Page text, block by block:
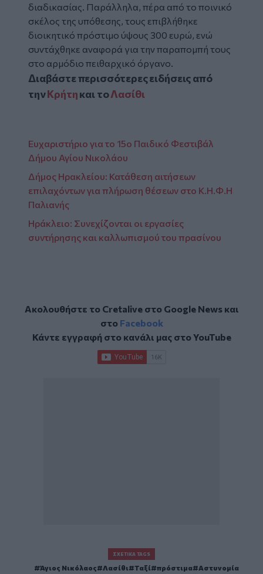
διαδικασίας. Παράλληλα, πέρα από το ποινικό
σκέλος της υπόθεσης, τους επιβλήθηκε
διοικητικό πρόστιμο ύψους 300 ευρώ, ενώ
συντάχθηκε αναφορά για την παραπομπή τους
στο αρμόδιο πειθαρχικό όργανο.
Διαβάστε περισσότερες ειδήσεις από
τηνΚρήτηκαι τοΛασίθι
Ευχαριστήριο για το 15ο Παιδικό Φεστιβάλ
Δήμου Αγίου Νικολάου
Δήμος Ηρακλείου: Κατάθεση αιτήσεων
επιλαχόντων για πλήρωση θέσεων στο Κ.Η.Φ.Η
Παλιανής
Ηράκλειο: Συνεχίζονται οι εργασίες
συντήρησης και καλλωπισμού του πρασίνου
Ακολουθήστε το Cretalive στο Google Newsκαι
στο Facebook
Κάντε εγγραφή στο κανάλι μας στοYouTube
ΣΧΕΤΙΚΆ TAGS
Άγιος Νικόλαος Λασίθι Ταξί πρόστιμα Αστυνομία